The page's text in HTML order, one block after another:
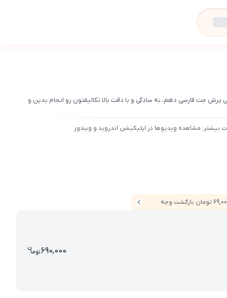
جت فارسی دهم، به سادگی و با دقت بالا تکالیفتون رو انجام بدین و
بیشتر: مشاهده ویدیوها در اپلیکیشن اندروید و ویندوز
تومان بازگشت وجه
690,000توما
ن
قیمت پرش جت فارسی دهم